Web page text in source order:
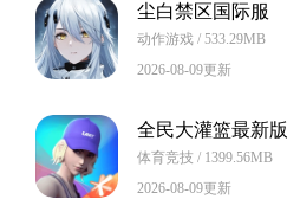
尘白禁区国际服
动作游戏 / 533.29MB
2026-08-09更新
全民大灌篮最新版
体育竞技 / 1399.56MB
2026-08-09更新